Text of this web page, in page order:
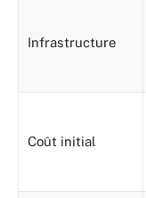
Infrastructure
Coût initial